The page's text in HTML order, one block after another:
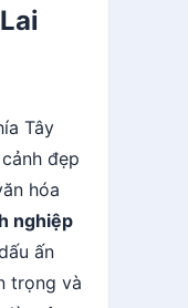
Tây
đẹp
hóa
nghiệp
ấn
trọng và